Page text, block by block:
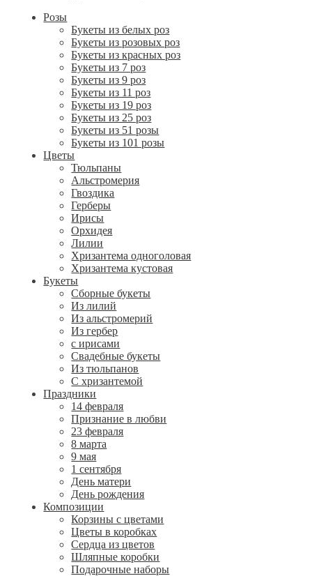
Розы
Букеты из белых роз
Букеты из розовых роз
Букеты из красных роз
Букеты из 7 роз
Букеты из 9 роз
Букеты из 11 роз
Букеты из 19 роз
Букеты из 25 роз
Букеты из 51 розы
Букеты из 101 розы
Цветы
Тюльпаны
Альстромерия
Гвоздика
Герберы
Ирисы
Орхидея
Лилии
Хризантема одноголовая
Хризантема кустовая
Букеты
Сборные букеты
Из лилий
Из альстромерий
Из гербер
с ирисами
Свадебные букеты
Из тюльпанов
С хризантемой
Праздники
14 февраля
Признание в любви
23 февраля
8 марта
9 мая
1 сентября
День матери
День рождения
Композиции
Корзины с цветами
Цветы в коробках
Сердца из цветов
Шляпные коробки
Подарочные наборы